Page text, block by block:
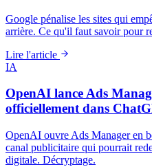
Google pénalise les sites qui
arrière. Ce qu'il faut savoir pour
Lire l'article
IA
OpenAI lance Ads
officiellement dans
OpenAI ouvre Ads Manager en
canal publicitaire qui pourrait
digitale. Décryptage.